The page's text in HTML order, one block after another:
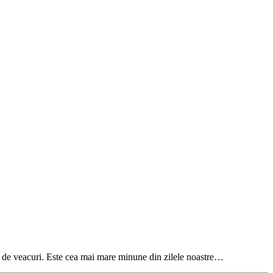
veacuri. Este cea mai mare minune din zilele noastre…